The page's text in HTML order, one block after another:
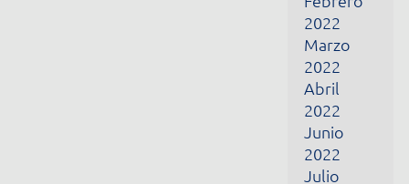
2024
Abril
2024
Puede
2024
Junio
2024
Febrero